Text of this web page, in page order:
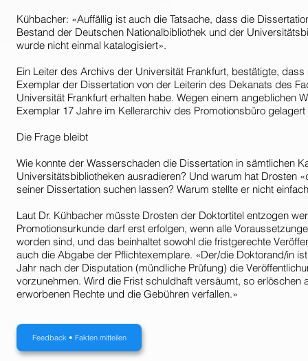
Kühbacher: «Auffällig ist auch die Tatsache, dass die
Bestand der Deutschen Nationalbibliothek und der
wurde nicht einmal katalogisiert».
Ein Leiter des Archivs der Universität Frankfurt, bestätigte,
Exemplar der Dissertation von der Leiterin des Dekanats des
Universität Frankfurt erhalten habe. Wegen einem angeblichen
Exemplar 17 Jahre im Kellerarchiv des Promotionsbüro
Die Frage bleibt
Wie konnte der Wasserschaden die Dissertation in sämtlichen
Universitätsbibliotheken ausradieren? Und warum hat Drosten
seiner Dissertation suchen lassen? Warum stellte er nicht
Laut Dr. Kühbacher müsste Drosten der Doktortitel entzogen
Promotionsurkunde darf erst erfolgen, wenn alle
worden sind, und das beinhaltet sowohl die fristgerechte
auch die Abgabe der Pflichtexemplare. «Der/die Doktorand/in
Jahr nach der Disputation (mündliche Prüfung) die
vorzunehmen. Wird die Frist schuldhaft versäumt, so erlöschen
erworbenen Rechte und die Gebühren verfallen.»
Feedback • Fakten mitteilen